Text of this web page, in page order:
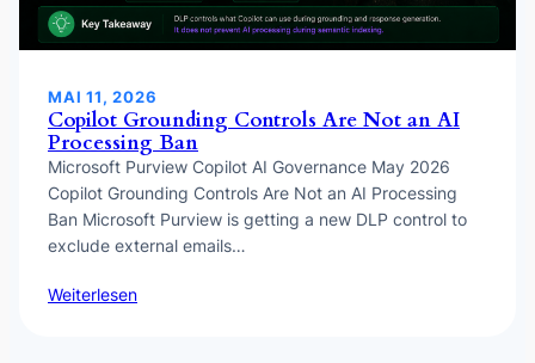
MAI 11, 2026
Copilot Grounding Controls Are Not an AI
Processing Ban
Microsoft Purview Copilot AI Governance May 2026
Copilot Grounding Controls Are Not an AI Processing
Ban Microsoft Purview is getting a new DLP control to
exclude external emails…
Weiterlesen